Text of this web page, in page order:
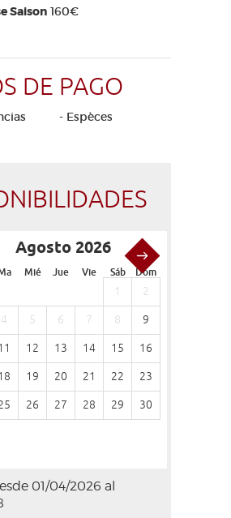
Saison 160€
DE PAGO
- Espèces
Agosto 2026
Mié Jue Vie Sáb Dom
1 2
4 5 6 7 8 9
12 13 14 15 16
19 20 21 22 23
26 27 28 29 30
01/04/2026 al